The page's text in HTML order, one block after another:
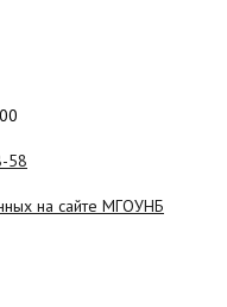
58
на сайте МГОУНБ